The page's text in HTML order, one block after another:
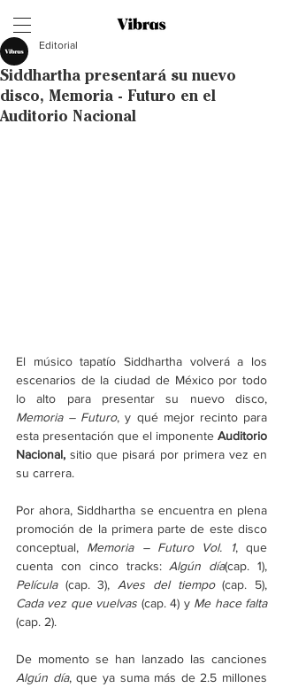
Siddhartha presentará su nuevo
disco, Memoria - Futuro en el
Auditorio Nacional
Editorial
El músico tapatío Siddhartha volverá a los
escenarios de la ciudad de México por todo
Memoria – Futuro, y qué mejor recinto para
esta presentación que el imponente Auditorio
Nacional, sitio que pisará por primera vez en
su carrera.
Por ahora, Siddhartha se encuentra en plena
promoción de la primera parte de este disco
conceptual, Memoria – Futuro Vol. 1, que
cuenta con cinco tracks: Algún día
Película (cap. 3), Aves del tiempo
Cada vez que vuelvas (cap. 4) y Me hace falta
(cap. 2).
Algún día, que ya suma más de 2.5 millones